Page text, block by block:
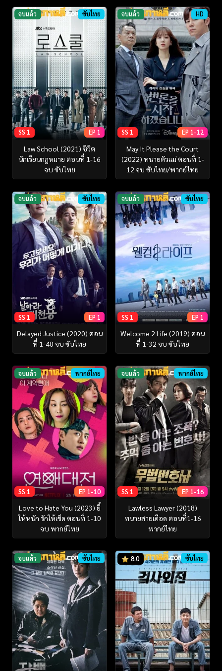
จบแล้ว ซับไทย
SS 1 EP 1
Law School (2021) ชีวิต
นักเรียนกฎหมาย ตอนที่ 1-16
จบ ซับไทย
จบแล้ว HD
SS 1 EP 1-12
May It Please the Court
(2022) ทนายตัวแม่ ตอนที่ 1-
12 จบ ซับไทย/พากย์ไทย
จบแล้ว ซับไทย
SS 1 EP 1
Delayed Justice (2020) ตอน
ที่ 1-40 จบ ซับไทย
จบแล้ว ซับไทย
SS 1 EP 1
Welcome 2 Life (2019) ตอน
ที่ 1-32 จบ ซับไทย
จบแล้ว พากย์ไทย
SS 1 EP 1-10
Love to Hate You (2023) ยี้
ให้หนัก รักให้เข็ด ตอนที่ 1-10
จบ พากย์ไทย
จบแล้ว พากย์ไทย
SS 1 EP 1-16
Lawless Lawyer (2018)
ทนายสายเดือด ตอนที่1-16
พากย์ไทย
จบแล้ว ซับไทย 8.0 ซับไทย